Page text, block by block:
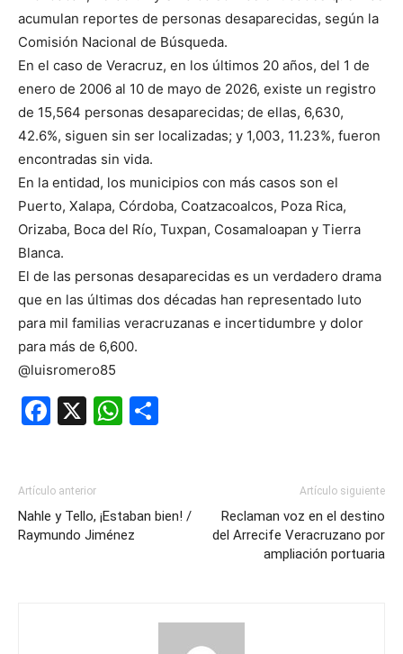
acumulan reportes de personas desaparecidas, según la
Comisión Nacional de Búsqueda.
En el caso de Veracruz, en los últimos 20 años, del 1 de
enero de 2006 al 10 de mayo de 2026, existe un registro
de 15,564 personas desaparecidas; de ellas, 6,630,
42.6%, siguen sin ser localizadas; y 1,003, 11.23%, fueron
encontradas sin vida.
En la entidad, los municipios con más casos son el
Puerto, Xalapa, Córdoba, Coatzacoalcos, Poza Rica,
Orizaba, Boca del Río, Tuxpan, Cosamaloapan y Tierra
Blanca.
El de las personas desaparecidas es un verdadero drama
que en las últimas dos décadas han representado luto
para mil familias veracruzanas e incertidumbre y dolor
para más de 6,600.
@luisromero85
Facebook
X WhatsApp
Artículo anterior
Nahle y Tello, ¡Estaban bien! /
Raymundo Jiménez
Artículo siguiente
Reclaman voz en el destino
del Arrecife Veracruzano por
ampliación portuaria